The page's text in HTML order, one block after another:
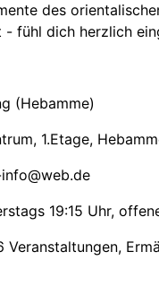
des
- fühl dich herzlich
(Hebamme)
1.Etage,
19:15 Uhr,
Veranstaltungen,